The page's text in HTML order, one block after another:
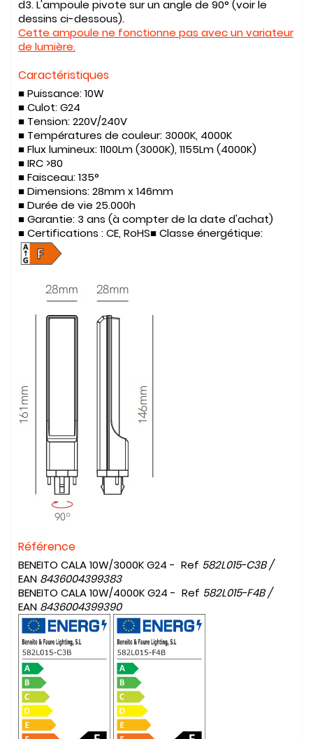
d3. L'ampoule pivote sur un angle de 90° (voir le
dessins ci-dessous).
Cette ampoule ne fonctionne pas avec un variateur
de lumière.
Caractéristiques
■ Puissance:10W
■ Culot:G24
■ Tension:220V/240V
■ Températures de couleur: 3000K, 4000K
■ Flux lumineux:1100Lm (3000K), 1155Lm (4000K)
■IRC >80
■ Faisceau:135°
■ Dimensions:28mm x 146mm
■ Durée de vie 25.000h
■ Garantie: 3 ans (à compter de la date d'achat)
■ Certifications :CE, RoHS■ Classe énergétique:
Référence
BENEITO CALA 10W/3000K G24 - Ref 582L015-C3B/
EAN 8436004399383
BENEITO CALA 10W/4000K G24 - Ref 582L015-F4B/
EAN 8436004399390